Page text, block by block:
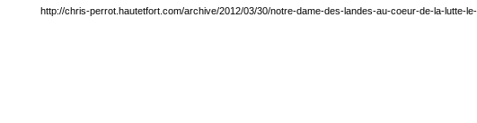
http://chris-perrot.hautetfort.com/archive/2012/03/30/notre-dame-des-landes-au-coeur-de-la-lutte-